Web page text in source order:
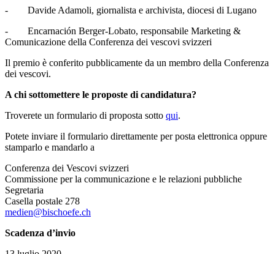
- Davide Adamoli, giornalista e archivista, diocesi di Lugano
- Encarnación Berger-Lobato, responsabile Marketing &
Comunicazione della Conferenza dei vescovi svizzeri
Il premio è conferito pubblicamente da un membro della Conferenza
dei vescovi.
A chi sottomettere le proposte di candidatura?
Troverete un formulario di proposta sotto qui.
Potete inviare il formulario direttamente per posta elettronica oppure
stamparlo e mandarlo a
Conferenza dei Vescovi svizzeri
Commissione per la communicazione e le relazioni pubbliche
Segretaria
Casella postale 278
medien@bischoefe.ch
Scadenza d’invio